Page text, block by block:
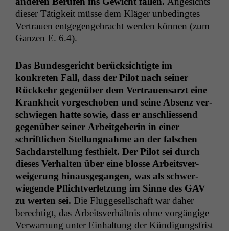
dieser Tätigkeit müsse dem Kläger unbe­d­ingtes
Ver­trauen ent­ge­genge­bracht wer­den kön­nen (zum
Ganzen E. 6.4).
Das Bun­des­gericht berück­sichtigte im
konkreten Fall, dass der Pilot nach sein­er
Rück­kehr gegenüber dem Ver­trauen­sarzt eine
Krankheit vorgeschoben und seine Absenz ver­
schwiegen hat­te sowie, dass er anschliessend
gegenüber sein­er Arbeit­ge­berin in ein­er
schriftlichen Stel­lung­nahme an der falschen
Sach­darstel­lung fes­thielt. Der Pilot sei durch
dieses Ver­hal­ten über eine blosse Arbeitsver­
weigerung hin­aus­ge­gan­gen, was als schw­er­
wiegende Pflichtver­let­zung im Sinne des GAV
zu werten sei. Die Flugge­sellschaft war daher
berechtigt, das Arbeitsver­hält­nis ohne vorgängige
Ver­war­nung unter Ein­hal­tung der Kündi­gungs­frist